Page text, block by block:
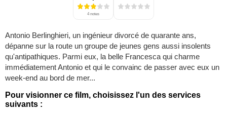
4 notes
Antonio Berlinghieri, un ingénieur divorcé de quarante ans,
dépanne sur la route un groupe de jeunes gens aussi insolents
qu'antipathiques. Parmi eux, la belle Francesca qui charme
immédiatement Antonio et qui le convainc de passer avec eux un
week-end au bord de mer...
Pour visionner ce film, choisissez l'un des services
suivants :